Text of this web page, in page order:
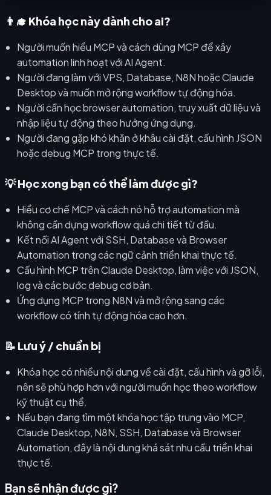
👨‍🎓 Khóa học này dành cho ai?
Người muốn hiểu MCP và cách dùng MCP để xây
automation linh hoạt với AI Agent.
Người đang làm với VPS, Database, N8N hoặc Claude
Desktop và muốn mở rộng workflow tự động hóa.
Người cần học browser automation, truy xuất dữ liệu và
nhập liệu tự động theo hướng ứng dụng.
Người đang gặp khó khăn ở khâu cài đặt, cấu hình JSON
hoặc debug MCP trong thực tế.
💡 Học xong bạn có thể làm được gì?
Hiểu cơ chế MCP và cách nó hỗ trợ automation mà
không cần dựng workflow quá chi tiết từ đầu.
Kết nối AI Agent với SSH, Database và Browser
Automation trong các ngữ cảnh triển khai thực tế.
Cấu hình MCP trên Claude Desktop, làm việc với JSON,
log và các bước debug cơ bản.
Ứng dụng MCP trong N8N và mở rộng sang các
workflow có tính tự động hóa cao hơn.
📝 Lưu ý / chuẩn bị
Khóa học có nhiều nội dung về cài đặt, cấu hình và gỡ lỗi,
nên sẽ phù hợp hơn với người muốn học theo workflow
kỹ thuật cụ thể.
Nếu bạn đang tìm một khóa học tập trung vào MCP,
Claude Desktop, N8N, SSH, Database và Browser
Automation, đây là nội dung khá sát nhu cầu triển khai
thực tế.
Bạn sẽ nhận được gì?